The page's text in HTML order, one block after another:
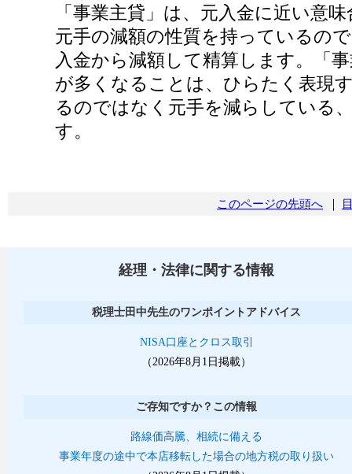
「事業主貸」は、元入金に近い意
元手の減額の性質を持っているの
入金から減額して精算します。「
が多くなることは、ひらたく表現
るのではなく元手を減らしている
す。
｜
このページの先頭へ
経理・法律に関する情報
税理士田中先生のワンポイントアドバイス
NISA口座とクロス取引
（2026年8月1日掲載）
ご存知ですか？この情報
路線価高騰、相続に備える
事業年度の途中で本店移転した場合の地方税の取り扱い